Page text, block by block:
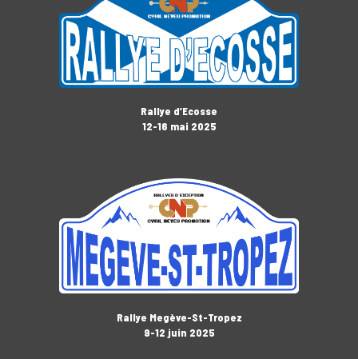
Rallye d’Ecosse
12-16 mai 2025
Rallye Megève-St-Tropez
9-12 juin 2025